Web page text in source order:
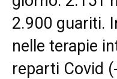
2.900 guariti.
nelle terapie
reparti Covid